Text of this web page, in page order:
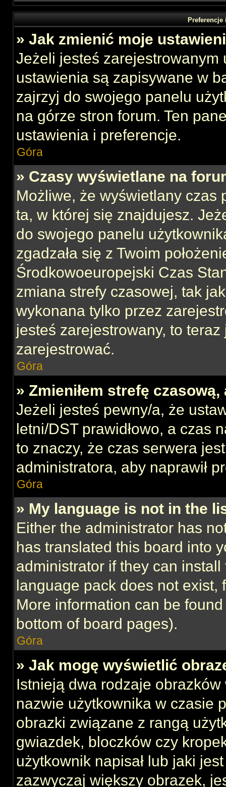
» Jak zmienić moje
Jeżeli jesteś zarejestrowanym
ustawienia są zapisywane w
zajrzyj do swojego panelu
na górze stron forum. Ten
ustawienia i preferencje.
Góra
» Czasy wyświetlane na
Możliwe, że wyświetlany czas
ta, w której się znajdujesz.
do swojego panelu
zgadzała się z Twoim
Środkowoeuropejski Czas
zmiana strefy czasowej, tak
wykonana tylko przez
jesteś zarejestrowany, to
zarejestrować.
Góra
» Zmieniłem strefę
Jeżeli jesteś pewny/a, że
letni/DST prawidłowo, a czas
to znaczy, że czas serwera
administratora, aby naprawił
Góra
» My language is not in the
Either the administrator has
has translated this board into
administrator if they can
language pack does not exist,
More information can be
bottom of board pages).
Góra
» Jak mogę wyświetlić
Istnieją dwa rodzaje
nazwie użytkownika w czasie
obrazki związane z rangą
gwiazdek, bloczków czy
użytkownik napisał lub jaki
zazwyczaj większy obrazek,